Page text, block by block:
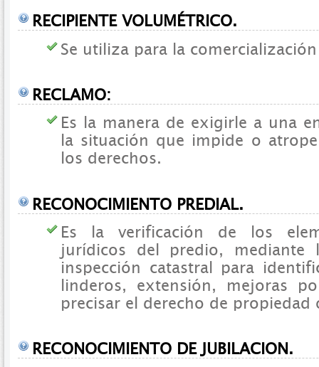
RECIPIENTE VOLUMÉTRICO.
Se utiliza para la
RECLAMO:
Es la manera de exigirle a una
la situación que impide o
los derechos.
RECONOCIMIENTO PREDIAL.
Es la verificación de los
jurídicos del predio, mediante
inspección catastral para
linderos, extensión, mejoras
precisar el derecho de propiedad
RECONOCIMIENTO DE JUBILACION.